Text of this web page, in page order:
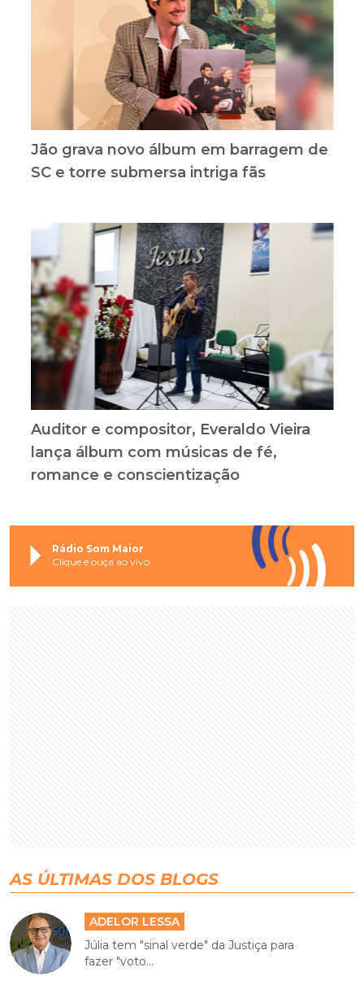
Jão grava novo álbum em barragem de
SC e torre submersa intriga fãs
Auditor e compositor, Everaldo Vieira
lança álbum com músicas de fé,
romance e conscientização
Rádio Som Maior
Clique e ouça ao vivo
AS ÚLTIMAS DOS BLOGS
ADELOR LESSA
Júlia tem "sinal verde" da Justiça para
fazer "voto...